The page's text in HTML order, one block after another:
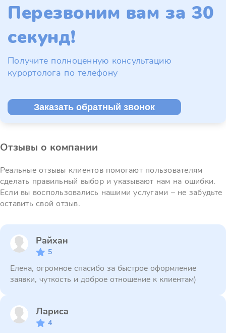
Перезвоним вам за 30
секунд!
Получите полноценную консультацию
курортолога по телефону
Заказать обратный звонок
Отзывы о компании
Реальные отзывы клиентов помогают пользователям
сделать правильный выбор и указывают нам на ошибки.
Если вы воспользовались нашими услугами – не забудьте
оставить свой отзыв.
Райхан
5
Елена, огромное спасибо за быстрое оформление
заявки, чуткость и доброе отношение к клиентам)
Лариса
4